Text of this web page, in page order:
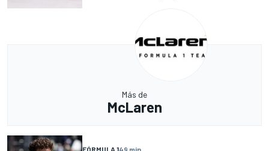
Más de
McLaren